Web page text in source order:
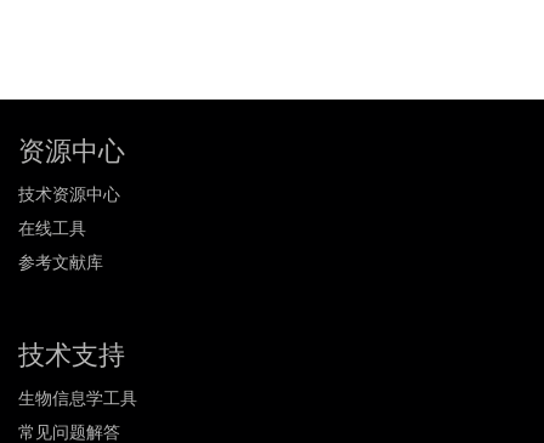
资源中心
技术资源中心
在线工具
参考文献库
技术支持
生物信息学工具
常见问题解答